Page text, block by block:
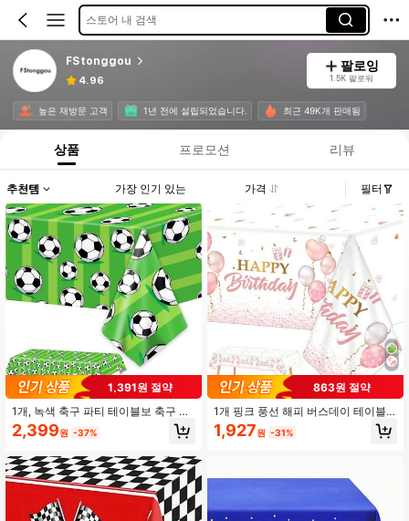
스토어 내 검색
FStonggou
4.96
팔로잉
1.5K 팔로워
높은 재방문 고객 1년 전에 설립되었습니다. 최근 49K개 판매됨
상품 프로모션 리뷰
추천템 가장 인기 있는 가격 필터
1,391원 절약
1개, 녹색 축구 파티 테이블보 축구 테
마 생일 테이블 덮개 장식 축구 파티
용품 선물 녹색 축구 테이블보 테이블
데이
2,399원 -37%
863원 절약
1개 핑크 풍선 해피 버스데이 테이블
보 로즈 골드 프린세스 생일 장식 파티
직사각형 테이블용 커버 여성 독신자
1,927원 -31%